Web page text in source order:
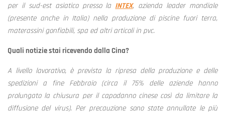
per il sud-est asiatico presso la INTEX, azienda leader mondiale
(presente anche in Italia) nella produzione di piscine fuori terra,
materassini gonfiabili, spa ed altri articoli in pvc.
Quali notizie stai ricevendo dalla Cina?
A livello lavorativo, è prevista la ripresa della produzione e delle
spedizioni a fine Febbraio (circa il 75% delle aziende hanno
prolungato la chiusura per il capodanno cinese così da limitare la
diffusione del virus). Per precauzione sono state annullate le più